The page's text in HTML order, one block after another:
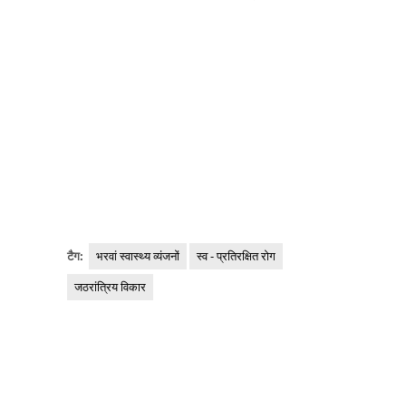
टैग: भरवां स्वास्थ्य व्यंजनों
स्व - प्रतिरक्षित रोग
जठरांत्रिय विकार